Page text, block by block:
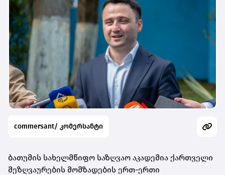
commersant/ კომერსანტი
ბათუმის სახელმწიფო საზღვაო აკადემია ქართველი
მეზღვაურების მომზადების ერთ-ერთი